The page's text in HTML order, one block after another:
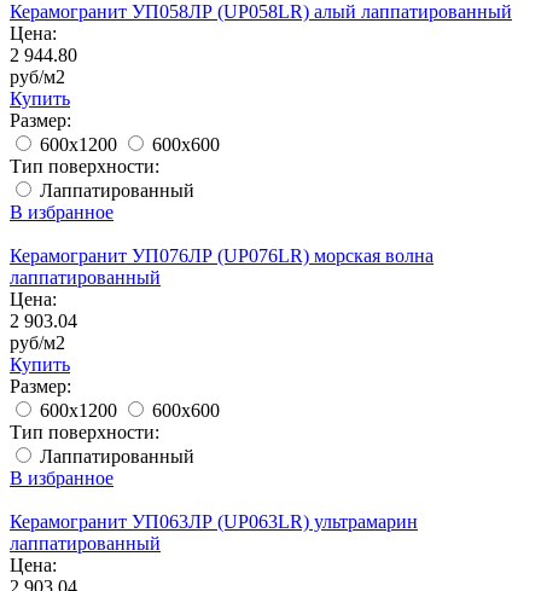
Керамогранит УП058ЛР (UP058LR) алый лаппатированный
Цена:
2 944.80
руб/м2
Купить
Размер:
600x1200
600x600
Тип поверхности:
Лаппатированный
В избранное
Керамогранит УП076ЛР (UP076LR) морская волна
лаппатированный
Цена:
2 903.04
руб/м2
Купить
Размер:
600x1200
600x600
Тип поверхности:
Лаппатированный
В избранное
Керамогранит УП063ЛР (UP063LR) ультрамарин
лаппатированный
Цена:
2 903.04